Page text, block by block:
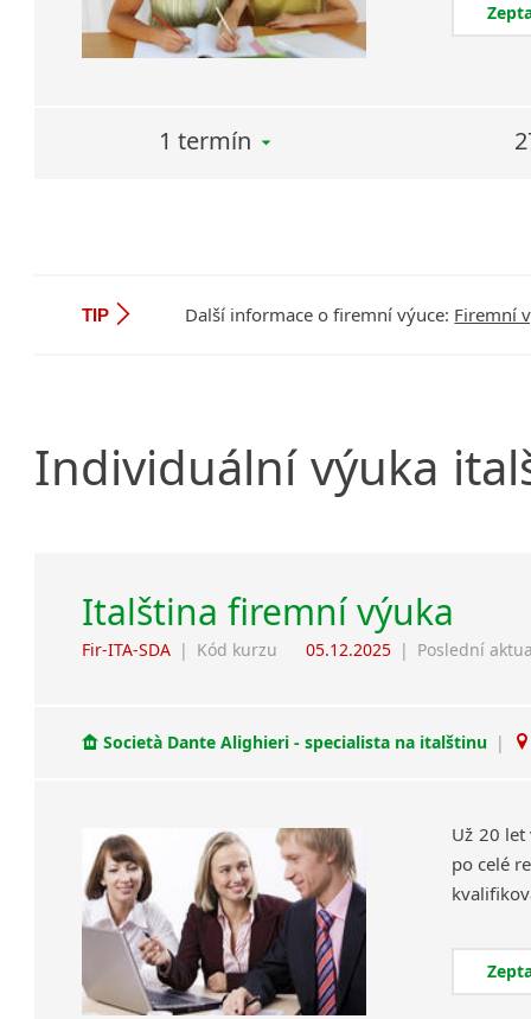
1 termín
TIP Další informace o firemní výuce: Firemní
Individuální výuka
Italština firemní výuka
Fir-ITA-SDA | Kód kurzu 05.12.2025 | Poslední
Società Dante Alighieri - specialista na italštinu |
Už 20 let
po celé